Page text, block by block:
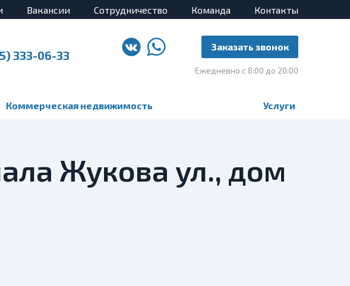
Вакансии Сотрудничество Команда Контакты
333-06-33
Заказать звонок
Ежедневно с 8:00 до 20:00
Коммерческая недвижимость Услуги
Жукова ул., дом